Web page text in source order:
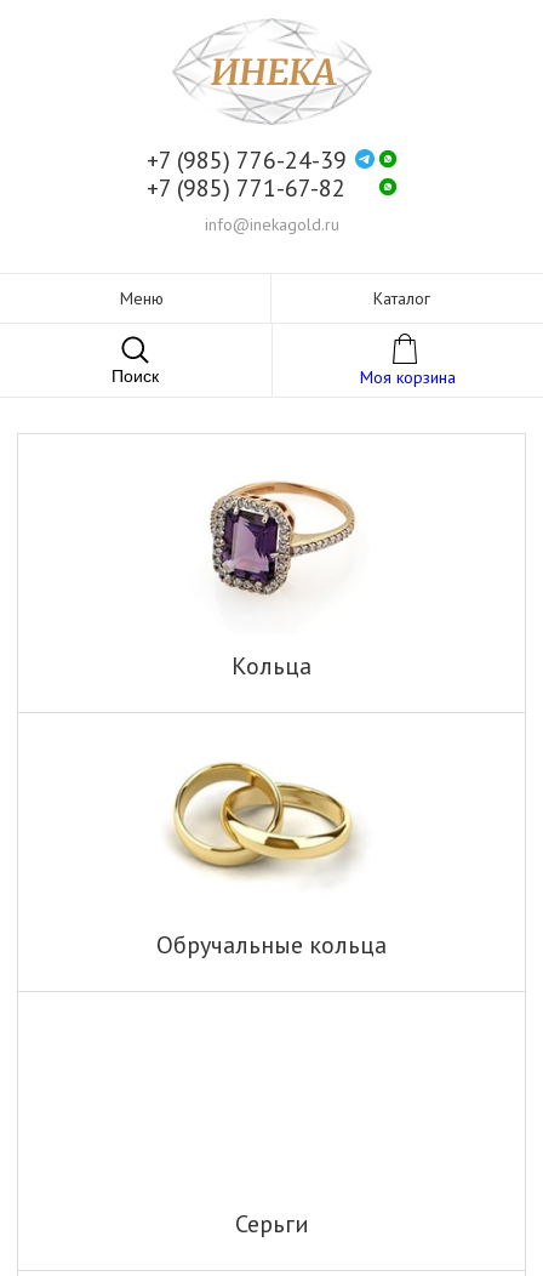
+7 (985) 776-24-39
+7 (985) 771-67-82
info@inekagold.ru
Меню Каталог
Поиск Моя корзина
Кольца
Обручальные кольца
Серьги